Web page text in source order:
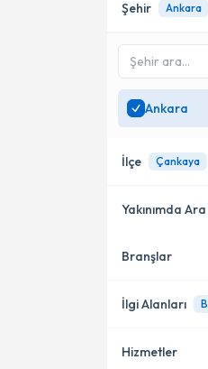
Online
SadeceAnkara
uzman ara
Şehir Ankara
Ankara
İlçe Çankaya
Çankaya
Altındağ
Yakınımda Ara
Konumuma
Branşlar
Psikolojik
İlgi Alanları
Hizmetler